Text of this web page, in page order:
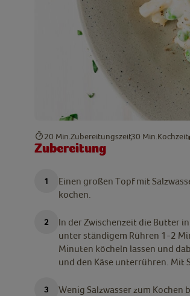
20 Min. Zubereitungszeit30 Min. Kochzeit
Zubereitung
Einen großen Topf mit
kochen.
In der Zwischenzeit die Butter
unter ständigem Rühren 1-2
Minuten köcheln lassen und
und den Käse unterrühren. Mit
Wenig Salzwasser zum